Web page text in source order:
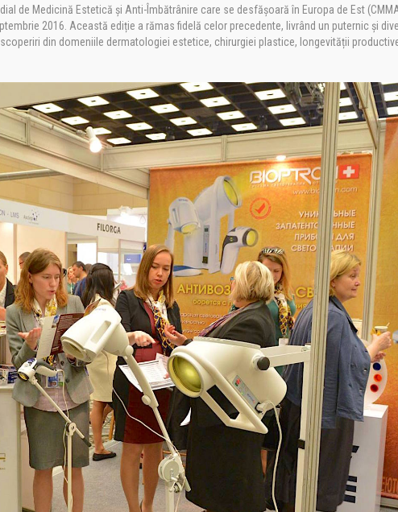
de Medicină Estetică și Anti-Îmbătrânire care se desfășoară în Europa de Est
2016. Această ediție a rămas fidelă celor precedente, livrând un puternic și
din domeniile dermatologiei estetice, chirurgiei plastice, longevității